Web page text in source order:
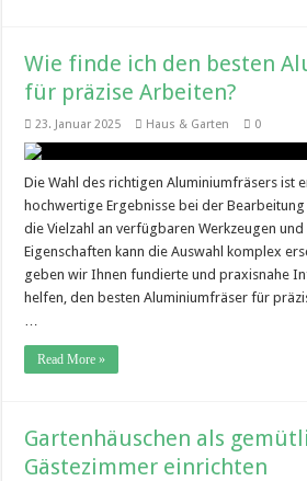
Wie finde ich den besten
für präzise Arbeiten?
23. Januar 2025 Haus & Garten 0
Die Wahl des richtigen Aluminiumfräsers ist
hochwertige Ergebnisse bei der
die Vielzahl an verfügbaren Werkzeugen
Eigenschaften kann die Auswahl komplex
geben wir Ihnen fundierte und praxisnahe
helfen, den besten Aluminiumfräser für
Read More »
Gartenhäuschen als
Gästezimmer einrichten